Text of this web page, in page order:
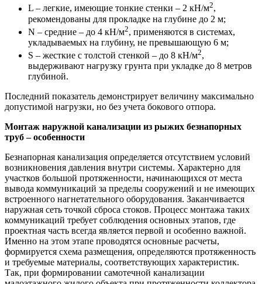
L – легкие, имеющие тонкие стенки – 2 кН/м2,
рекомендованы для прокладке на глубине до 2 м;
N – средние – до 4 кН/м2, применяются в системах,
укладываемых на глубину, не превышающую 6 м;
S – жесткие с толстой стенкой – до 8 кН/м2,
выдерживают нагрузку грунта при укладке до 8 метров
глубиной.
Последний показатель демонстрирует величину максимально
допустимой нагрузки, но без учета бокового отпора.
Монтаж наружной канализации из рыжих безнапорных
труб – особенности
Безнапорная канализация определяется отсутствием условий
возникновения давления внутри системы. Характерно для
участков большой протяженности, начинающихся от места
вывода коммуникаций за пределы сооружений и не имеющих
встроенного нагнетательного оборудования. Заканчивается
наружная сеть точкой сброса стоков. Процесс монтажа таких
коммуникаций требует соблюдения основных этапов, где
проектная часть всегда является первой и особенно важной.
Именно на этом этапе проводятся основные расчеты,
формируется схема размещения, определяются протяженность
и требуемые материалы, соответствующих характеристик.
Так, при формировании самотечной канализации